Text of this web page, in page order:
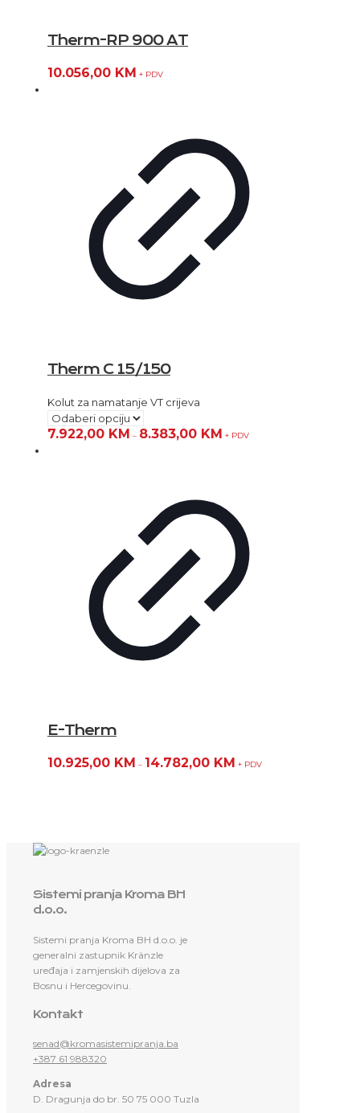
Therm-RP 900 AT
10.056,00 KM + PDV
Therm C 15/150
Kolut za namatanje VT crijeva
7.922,00 KM – 8.383,00 KM + PDV
E-Therm
10.925,00 KM – 14.782,00 KM + PDV
Sistemi pranja Kroma BH
d.o.o.
Sistemi pranja Kroma BH d.o.o. je
generalni zastupnik Kränzle
uređaja i zamjenskih dijelova za
Bosnu i Hercegovinu.
Kontakt
senad@kromasistemipranja.ba
+387 61 988320
Adresa
D. Dragunja do br. 50 75 000 Tuzla